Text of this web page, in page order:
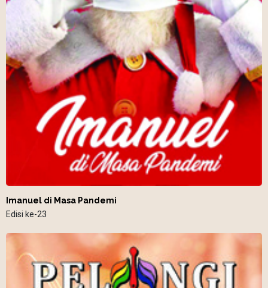
Imanuel di Masa Pandemi
Edisi ke-23